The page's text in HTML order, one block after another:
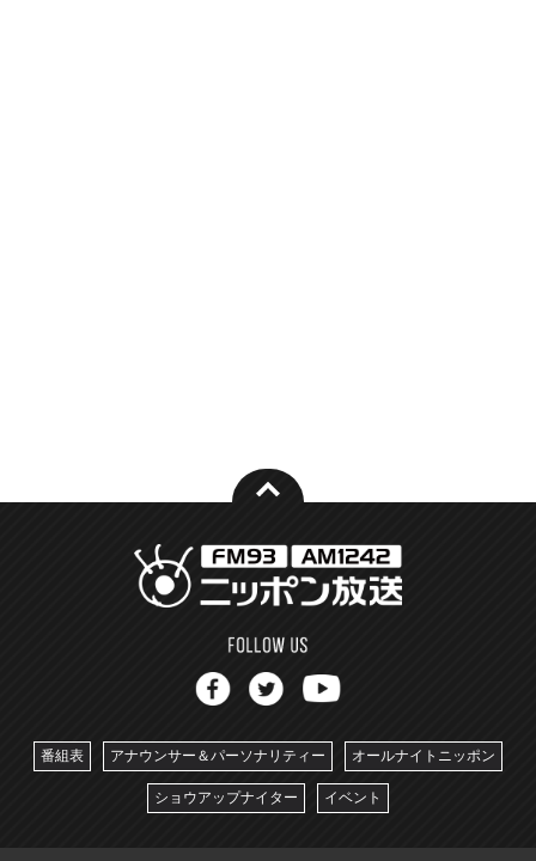
番組表 アナウンサー＆パーソナリティー オールナイトニッポン
ショウアップナイター イベント